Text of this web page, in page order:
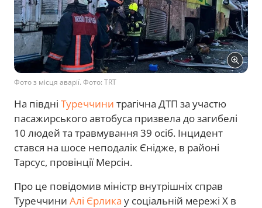
Фото з місця аварії. Фото: TRT
На півдні Туреччини трагічна ДТП за участю
пасажирського автобуса призвела до загибелі
10 людей та травмування 39 осіб. Інцидент
стався на шосе неподалік Єнідже, в районі
Тарсус, провінції Мерсін.
Про це повідомив міністр внутрішніх справ
Туреччини Алі Єрлика у соціальній мережі Х в